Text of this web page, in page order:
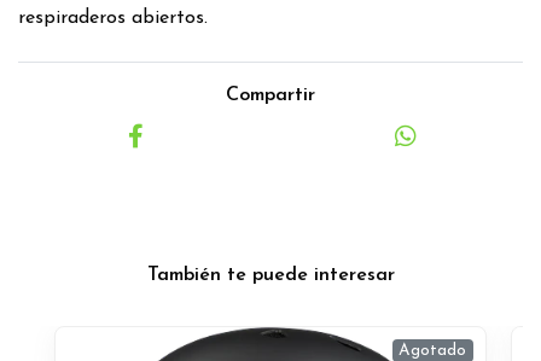
respiraderos abiertos.
Compartir
También te puede interesar
Agotado